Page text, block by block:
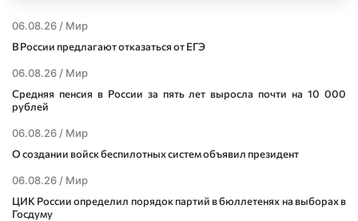
06.08.26 / Мир
В России предлагают отказаться от ЕГЭ
06.08.26 / Мир
Средняя пенсия в России за пять лет выросла почти на 10 000
рублей
06.08.26 / Мир
О создании войск беспилотных систем объявил президент
06.08.26 / Мир
ЦИК России определил порядок партий в бюллетенях на выборах в
Госдуму